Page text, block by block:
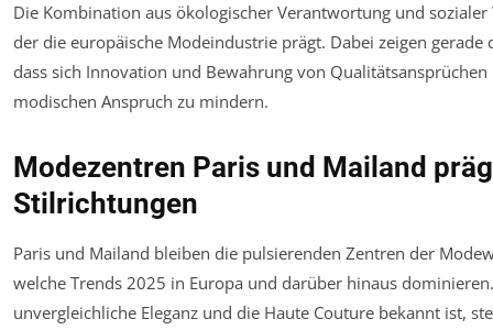
Die Kombination aus ökologischer Verantwortung und
der die europäische Modeindustrie prägt. Dabei zeigen
dass sich Innovation und Bewahrung von
modischen Anspruch zu mindern.
Modezentren Paris und Mailand
Stilrichtungen
Paris und Mailand bleiben die pulsierenden Zentren der
welche Trends 2025 in Europa und darüber hinaus
unvergleichliche Eleganz und die Haute Couture bekannt ist,